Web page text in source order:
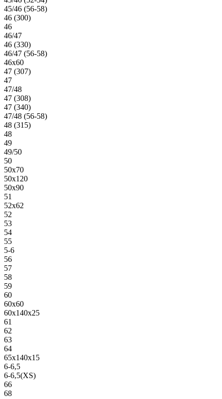
45/46 (56-58)
46 (300)
46
46/47
46 (330)
46/47 (56-58)
46х60
47 (307)
47
47/48
47 (308)
47 (340)
47/48 (56-58)
48 (315)
48
49
49/50
50
50х70
50х120
50х90
51
52х62
52
53
54
55
5-6
56
57
58
59
60
60х60
60х140х25
61
62
63
64
65х140х15
6-6,5
6-6,5(XS)
66
68